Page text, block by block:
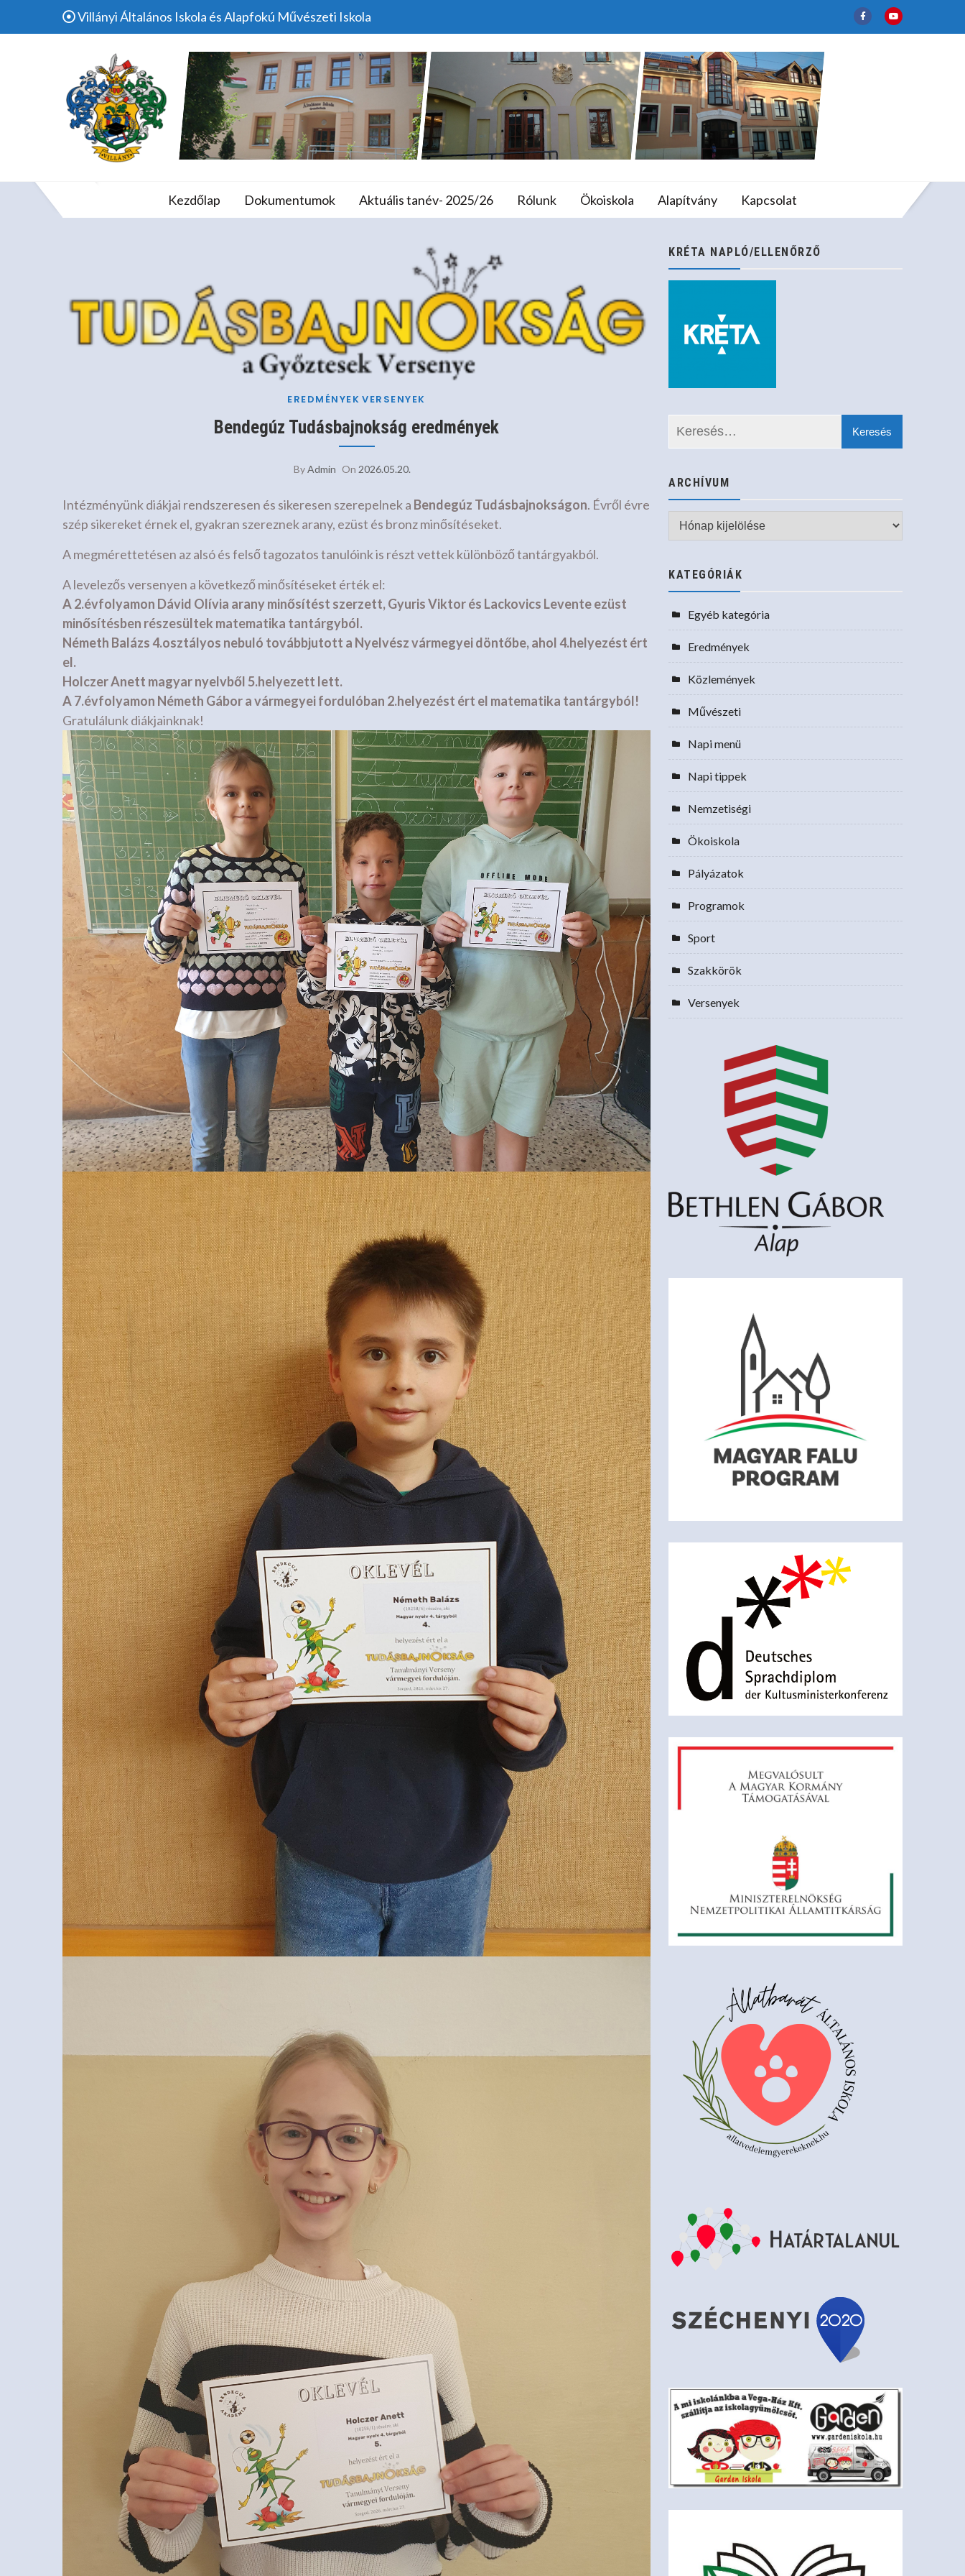
Villányi Általános Iskola és Alapfokú Művészeti Iskola
Villányi Általános Iskola és Alapfokú Művészeti
Kezdőlap Dokumentumok Aktuális tanév- 2025/26 Rólunk Ökoiskola Alapítvány Kapcsolat
Bendegúz Tudásbajnokság Eredmények
Home Versenyek Bendegúz Tudásbajnokság Eredmények
EREDMÉNYEK VERSENYEK
Bendegúz Tudásbajnokság eredmények
ByAdmin On 2026.05.20.
Intézményünk diákjai rendszeresen és sikeresen szerepelnek a Bendegúz Tudásbajnokságon. Évről évre
szép sikereket érnek el, gyakran szereznek arany, ezüst és bronz minősítéseket.
A megmérettetésen az alsó és felső tagozatos tanulóink is részt vettek különböző tantárgyakból.
A levelezős versenyen a következő minősítéseket érték el:
A 2.évfolyamon Dávid Olívia arany minősítést szerzett, Gyuris Viktor és Lackovics Levente ezüst
minősítésben részesültek matematika tantárgyból.
Németh Balázs 4.osztályos nebuló továbbjutott a Nyelvész vármegyei döntőbe, ahol 4.helyezést ért
el.
Holczer Anett magyar nyelvből 5.helyezett lett.
A 7.évfolyamon Németh Gábor a vármegyei fordulóban 2.helyezést ért el matematika tantárgyból!
Gratulálunk diákjainknak!
KRÉTA NAPLÓ/ELLENŐRZŐ
ARCHÍVUM
Archívum
KATEGÓRIÁK
Egyéb kategória
Eredmények
Közlemények
Művészeti
Napi menü
Napi tippek
Nemzetiségi
Ökoiskola
Pályázatok
Programok
Sport
Szakkörök
Versenyek